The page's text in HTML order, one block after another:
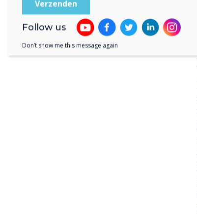
Follow us
Don’t show me this message again